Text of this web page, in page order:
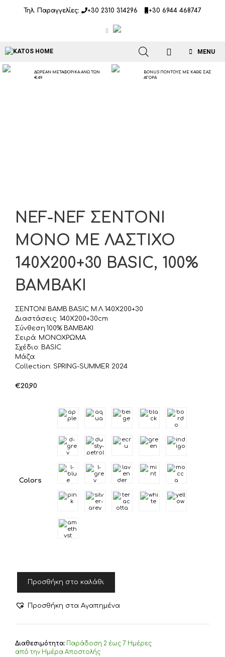
Τηλ. Παραγγελίες: +30 2310 314296 +30 6944 468747
MENU
ΔΩΡΕΑΝ ΜΕΤΑΦΟΡΙΚΑ ΑΝΩ ΤΩΝ
€49
BONUS ΠΟΝΤΟΥΣ ΜΕ ΚΑΘΕ ΣΑΣ
ΑΓΟΡΑ
NEF-NEF ΣΕΝΤΟΝΙ
ΜΟΝΟ ΜΕ ΛΑΣΤΙΧΟ
140Χ200+30 BASIC, 100%
BAMBAKI
ΣΕΝΤΟΝΙ ΒΑΜΒ.BASIC Μ.Λ.140X200+30
Διαστάσεις: 140X200+30cm
Σύνθεση:100% BAMBAKI
Σειρά: ΜΟΝΟΧΡΩΜΑ
Σχέδιο: BASIC
Μάζα:
Collection: SPRING-SUMMER 2024
€20,90
Colors
ΜΟΝΟ
ΛΑΣΤΙΧΟ
BASIC,
100%
Προσθήκη στο καλάθι
Προσθήκη στα Αγαπημένα
Διαθεσιμότητα: Παράδoση 2 έως 7 Ημέρες
από την Ημέρα Αποστολής